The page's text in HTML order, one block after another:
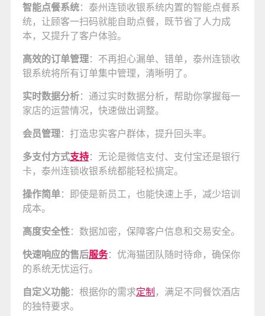
智能点餐系统：泰州连锁收银系统内置的智能点餐系
统，让顾客一扫码就能自助点餐，既节省了人力成
本，又提升了客户体验。
高效的订单管理：不再担心漏单、错单，泰州连锁收
银系统将所有订单集中管理，清晰明了。
实时数据分析：通过实时数据分析，帮助你掌握每一
家店的运营情况，快速做出调整。
会员管理：打造忠实客户群体，提升回头率。
多支付方式支持：无论是微信支付、支付宝还是银行
卡，泰州连锁收银系统都能轻松搞定。
操作简单：即使是新员工，也能快速上手，减少培训
成本。
高度安全性：数据加密，保障客户信息和交易安全。
快速响应的售后服务：优海猫团队随时待命，确保你
的系统无忧运行。
自定义功能：根据你的需求定制 ，满足不同餐饮酒店
的独特要求。